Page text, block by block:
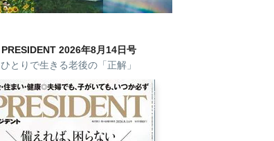
PRESIDENT 2026年8月14日号
ひとりで生きる老後の「正解」